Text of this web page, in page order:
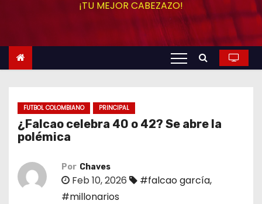
¡TU MEJOR CABEZAZO!
FUTBOL COLOMBIANO PRINCIPAL
¿Falcao celebra 40 o 42? Se abre la
polémica
Por Chaves
Feb 10, 2026 #falcao garcía,
#millonarios